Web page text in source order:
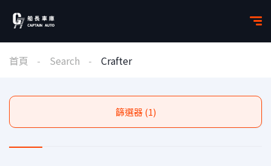
首頁 Search Crafter
篩選器 (1)